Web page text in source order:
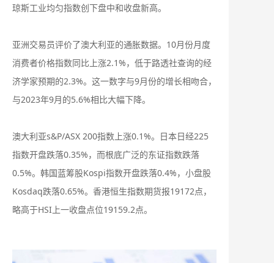
琼斯工业均匀指数创下盘中和收盘新高。
亚洲交易员评价了澳大利亚的通胀数据。10月份月度
消费者价格指数同比上涨2.1%，低于路透社查询的经
济学家预期的2.3%。这一数字与9月份的增长相吻合，
与2023年9月的5.6%相比大幅下降。
澳大利亚s&P/ASX 200指数上涨0.1%。日本日经225
指数开盘跌落0.35%，而根底广泛的东证指数跌落
0.5%。韩国蓝筹股Kospi指数开盘跌落0.4%，小盘股
Kosdaq跌落0.65%。香港恒生指数期货报19172点，
略高于HSI上一收盘点位19159.2点。